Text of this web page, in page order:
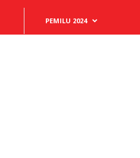
PEMILU 2024